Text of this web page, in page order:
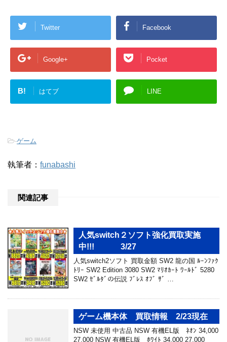
Twitter Facebook
Google+ Pocket
B! はてブ LINE
-ゲーム
執筆者： funabashi
関連記事
人気switch２ソフト強化買取実施
中!!! 3/27
人気switch2ソフト 買取金額 SW2 龍の国 ﾙｰﾝﾌｧｸ
ﾄﾘｰ SW2 Edition 3080 SW2 ﾏﾘｵｶｰﾄ ﾜｰﾙﾄﾞ 5280
SW2 ｾﾞﾙﾀﾞの伝説 ﾌﾞﾚｽ ｵﾌﾞ ｻﾞ …
ゲーム機本体 買取情報 2/23現在
NSW 未使用 中古品 NSW 有機EL版 ﾈｵﾝ 34,000
27,000 NSW 有機EL版 ﾎﾜｲﾄ 34,000 27,000